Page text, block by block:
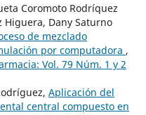
Coromoto Rodríquez
Higuera, Dany Saturno
de mezclado
por computadora ,
Vol. 79 Núm. 1 y 2
Aplicación del
central compuesto en